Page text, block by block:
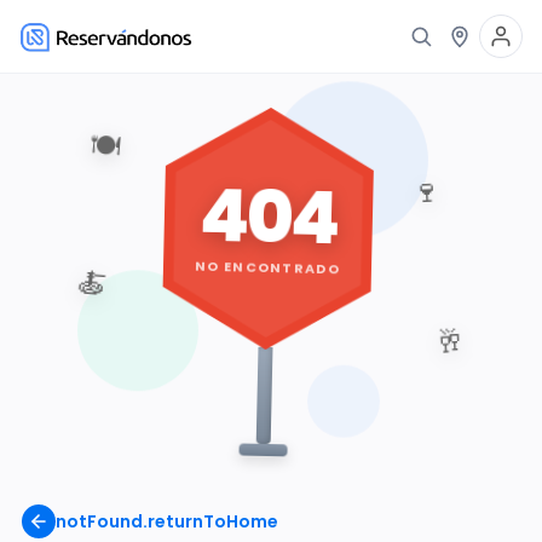
notFound.returnToHome
🍽️
🍷
🥂
🍝
404
NO ENCONTRADO